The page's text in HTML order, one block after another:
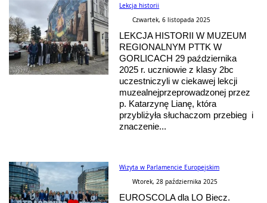
Lekcja historii
Czwartek, 6 listopada 2025
LEKCJA HISTORII W MUZEUM
REGIONALNYM PTTK W
GORLICACH 29 października
2025 r. uczniowie z klasy 2bc
uczestniczyli w ciekawej lekcji
muzealnejprzeprowadzonej przez
p. Katarzynę Lianę, która
przybliżyła słuchaczom przebieg i
znaczenie...
Wizyta w Parlamencie Europejskim
Wtorek, 28 października 2025
EUROSCOLA dla LO Biecz.